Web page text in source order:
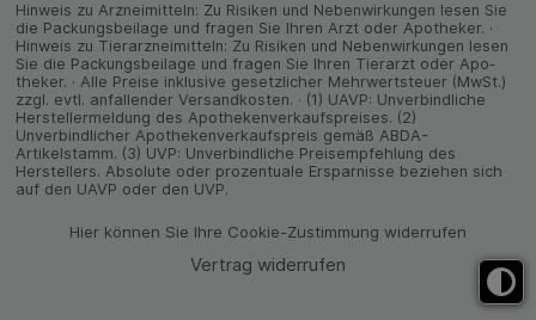
Hinweis zu Arzneimitteln: Zu Risiken und Neben­wirkungen lesen Sie
die Packungs­beilage und fragen Sie Ihren Arzt oder Apo­theker. ·
Hinweis zu Tier­arz­nei­mitteln: Zu Risiken und Neben­wirkungen lesen
Sie die Packungs­beilage und fragen Sie Ihren Tier­arzt oder Apo­
theker. · Alle Preise inklusive gesetz­licher Mehrwertsteuer (MwSt.)
zzgl. evtl. anfallender Versand­kosten. · (1) UAVP: Unverbindliche
Herstellermeldung des Apothekenverkaufspreises. (2)
Unverbindlicher Apothekenverkaufspreis gemäß ABDA-
Artikelstamm. (3) UVP: Unverbindliche Preisempfehlung des
Herstellers. Absolute oder prozentuale Ersparnisse beziehen sich
auf den UAVP oder den UVP.
Hier können Sie Ihre Cookie-Zustimmung widerrufen
Vertrag widerrufen